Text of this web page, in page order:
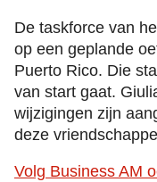
De taskforce van
op een geplande
Puerto Rico. Die
van start gaat.
wijzigingen zijn
deze
Volg Business AM